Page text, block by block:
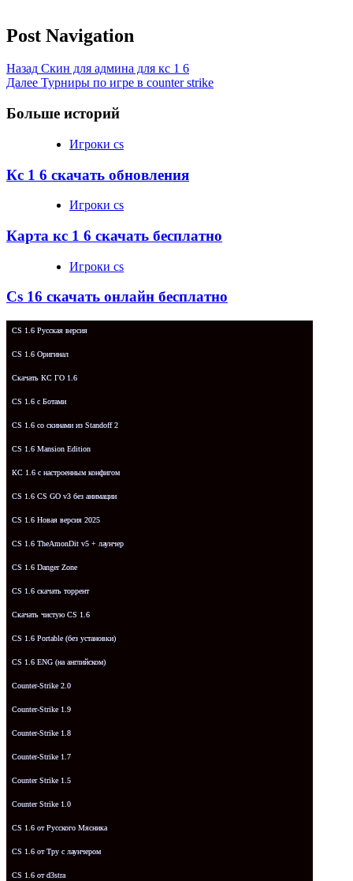
Post Navigation
Назад Скин для админа для кс 1 6
Далее Турниры по игре в counter strike
Больше историй
Игроки cs
Кс 1 6 скачать обновления
Игроки cs
Карта кс 1 6 скачать бесплатно
Игроки cs
Cs 16 скачать онлайн бесплатно
CS 1.6 Русская версия
CS 1.6 Оригинал
Скачать КС ГО 1.6
CS 1.6 с Ботами
CS 1.6 со скинами из Standoff 2
CS 1.6 Mansion Edition
КС 1.6 с настроенным конфигом
CS 1.6 CS GO v3 без анимации
CS 1.6 Новая версия 2025
CS 1.6 TheAmonDit v5 + лаунчер
CS 1.6 Danger Zone
CS 1.6 скачать торрент
Скачать чистую CS 1.6
CS 1.6 Portable (без установки)
CS 1.6 ENG (на английском)
Counter-Strike 2.0
Counter-Strike 1.9
Counter-Strike 1.8
Counter-Strike 1.7
Counter Strike 1.5
Counter Strike 1.0
CS 1.6 от Русского Мясника
CS 1.6 от Tpy с лаунчером
CS 1.6 от d3stra